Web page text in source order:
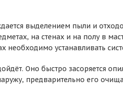
выделением пыли и
на стенах и на полу в
устанавливать
Оно быстро засоряется
предварительно его